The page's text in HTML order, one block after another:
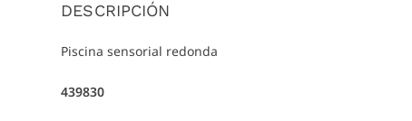
DESCRIPCIÓN
Piscina sensorial redonda
439830